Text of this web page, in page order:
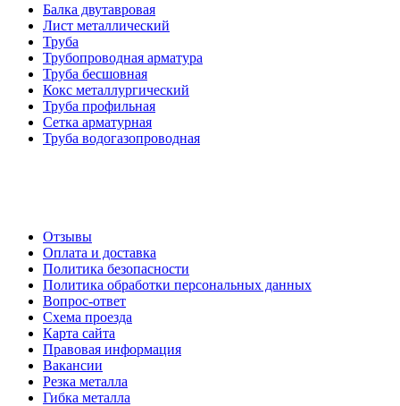
Балка двутавровая
Лист металлический
Труба
Трубопроводная арматура
Труба бесшовная
Кокс металлургический
Труба профильная
Cетка арматурная
Труба водогазопроводная
Отзывы
Оплата и доставка
Политика безопасности
Политика обработки персональных данных
Вопрос-ответ
Схема проезда
Карта сайта
Правовая информация
Вакансии
Резка металла
Гибка металла